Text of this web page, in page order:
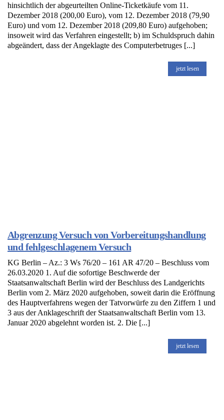
hinsichtlich der abgeurteilten Online-Ticketkäufe vom 11.
Dezember 2018 (200,00 Euro), vom 12. Dezember 2018 (79,90
Euro) und vom 12. Dezember 2018 (209,80 Euro) aufgehoben;
insoweit wird das Verfahren eingestellt; b) im Schuldspruch dahin
abgeändert, dass der Angeklagte des Computerbetruges [...]
jetzt lesen
Abgrenzung Versuch von Vorbereitungshandlung
und fehlgeschlagenem Versuch
KG Berlin – Az.: 3 Ws 76/20 – 161 AR 47/20 – Beschluss vom
26.03.2020 1. Auf die sofortige Beschwerde der
Staatsanwaltschaft Berlin wird der Beschluss des Landgerichts
Berlin vom 2. März 2020 aufgehoben, soweit darin die Eröffnung
des Hauptverfahrens wegen der Tatvorwürfe zu den Ziffern 1 und
3 aus der Anklageschrift der Staatsanwaltschaft Berlin vom 13.
Januar 2020 abgelehnt worden ist. 2. Die [...]
jetzt lesen